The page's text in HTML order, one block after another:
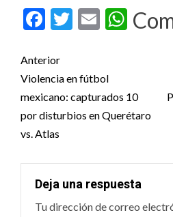
Facebook
Twitter
Email
Post
navigation
Anterior
Violencia en fútbol
mexicano: capturados 10
por disturbios en Querétaro
vs. Atlas
Deja una respuesta
Tu dirección de correo